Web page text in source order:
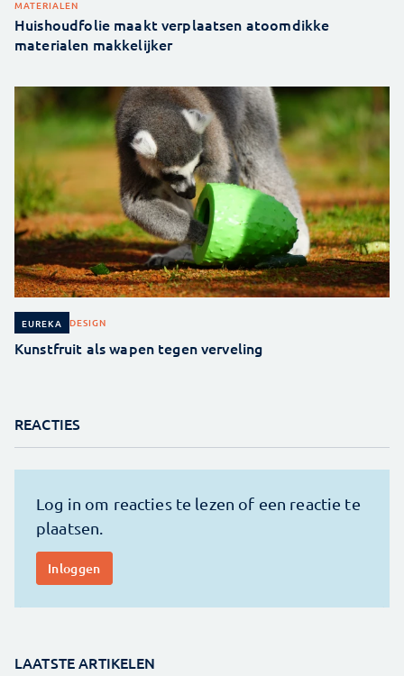
MATERIALEN
Huishoudfolie maakt verplaatsen atoomdikke
materialen makkelijker
EUREKA DESIGN
Kunstfruit als wapen tegen verveling
REACTIES
LAATSTE ARTIKELEN